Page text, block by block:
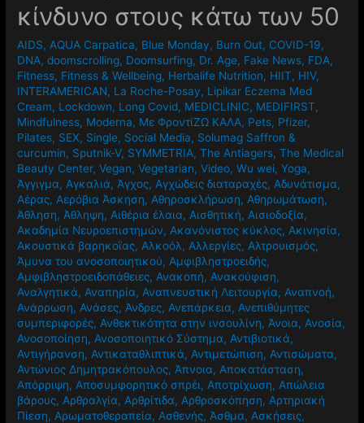
κίνδυνο στους κάτω των 50
AIDS, AQUA Carpatica, Blue Monday, Burn Out, COVID-19,
DNA,doomscrolling, Doomsurfing, Dr. Age, Fake News, FDA,
Fitness, Fitness & Wellbeing, Herbalife Nutrition, HIIT, HIV,
INTERAMERICAN, La Roche-Posay, Lipikar Eczema Med
Cream, Lockdown, Long Covid, MEDICLINIC, MEDIFIRST,
Mindfulness, Moderna, Mε ΦροντίΖΩ ΚΑΛΑ, Pets, Pfizer,
Pilates, SEX, Single, Social Media, Solumag Saffron &
curcumin, Sputnik-V, SYMMETRIA,The Antiagers,The Medical
Beauty Center,Vegan,Vegetarian,Video,Wu wei,Yoga,
Άγγιγμα, Αγκαλιά, Άγχος, Αγχώδεις διαταραχές, Αδυνάτισμα,
Αέρας, Αερόβια Άσκηση, Αθηροσκλήρωση, Αθηρωμάτωση,
Άθληση, Άθληψη, Αιθέρια έλαια, Αισθητική, Αισιοδοξία,
Ακαδημία Νευροεπιστημών, Ακανόνιστος κύκλος, Ακινησία,
Ακουστικά βαρηκοΐας, Αλκοόλ, Αλλεργίες, Αλτρουισμός,
Άμυνα του ανοσοποιητικού, Αμφιβληστροειδής,
Αμφιβληστροειδοπάθειες, Ανακοπή, Ανακούφιση,
Αναλγητικά, Αναπηρία, Αναπνευστική Λειτουργία, Αναπνοή,
Ανάρρωση, Ανάσες, Άνδρες, Ανεπάρκεια, Ανεπιθύμητες
συμπεριφορές, Ανθεκτικότητα στην ινσουλίνη, Άνοια, Ανοσία,
Ανοσοποίηση, Ανοσοποιητικό Σύστημα, Αντιβιοτικά,
Αντιγήρανση, Αντικαταθλιπτικά, Αντιμετώπιση, Αντισώματα,
Αντώνιος Δημητρακόπουλος, Άπνοια, Αποκατάσταση,
Απόρριψη, Αποσυμφορητικό σπρέι, Αποτρίχωση, Απώλεια
βάρους, Αρθραλγία, Αρθρίτιδα, Αρθροσκόπηση, Αρτηριακή
Πίεση, Αρωματοθεραπεία, Ασθενής, Άσθμα, Ασκήσεις,